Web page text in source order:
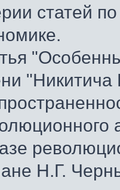
статей
"Никитича
Н.Г.